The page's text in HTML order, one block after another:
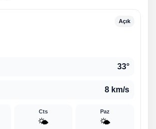
Açık
33°
8 km/s
Cts
🌤️
Paz
🌤️